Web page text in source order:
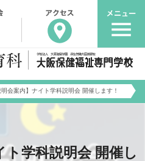
明会案内】ナイト学科説明会 開催します！
学科説明会 開催し